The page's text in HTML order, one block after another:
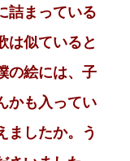
詰まっている
は似ていると
の絵には、子
かも入ってい
ましたか。う